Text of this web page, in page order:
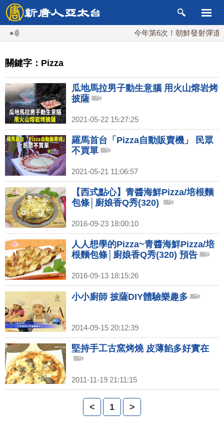
今年第6次！朝鮮發射彈道導
關鍵字：Pizza
瓜地馬拉男子動生意腦 用火山熔岩烤
披薩
2021-05-22 15:27:25
羅馬首台「Pizza自動販賣機」 民眾
不買單
2021-05-21 11:06:57
【西式點心】青醬海鮮Pizza/培根麵
包條│廚娘香Q秀(320)
2016-09-23 18:00:10
人人想學的Pizza~青醬海鮮Pizza/培
根麵包條│廚娘香Q秀(320) 預告
2016-09-13 18:15:26
小小廚師 披薩DIY體驗樂趣多
2014-09-15 20:12:39
堅持手工古窯烤燒 皮薄餡多好實在
2011-11-19 21:11:15
< 1 >